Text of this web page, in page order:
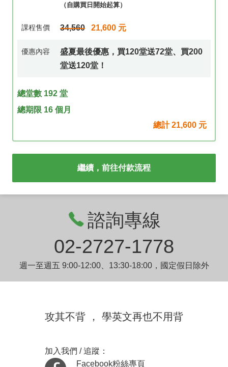
（自購買日開始起算）
課程售價 34,560 21,600 元
優惠內容
盛夏最後優惠，買120堂送72堂、買200
堂送120堂！
總堂數 192 堂
總期限 16 個月
總計21,600 元
繼續，前往付款流程
諮詢專線
02-2727-1778
週一至週五 9:00-12:00、13:30-18:00，國定假日除外
攻其不背 ， 學英文再也不用背
加入我們 / 追蹤：
Facebook粉絲專頁